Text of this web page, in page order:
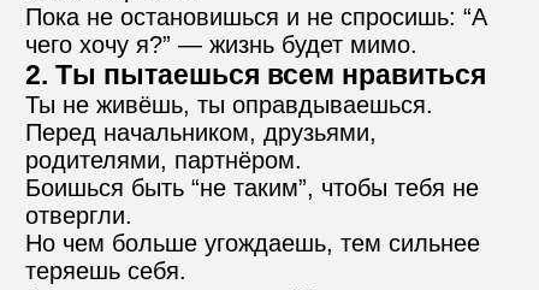
Пока не остановишься и не спросишь: “А
чего хочу я?” — жизнь будет мимо.
2. Ты пытаешься всем нравиться
Ты не живёшь, ты оправдываешься.
Перед начальником, друзьями,
родителями, партнёром.
Боишься быть “не таким”, чтобы тебя не
отвергли.
Но чем больше угождаешь, тем сильнее
теряешь себя.